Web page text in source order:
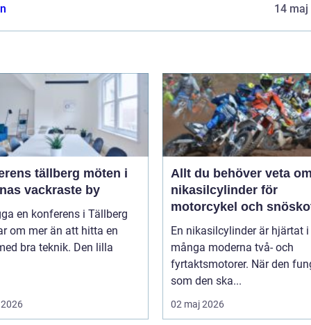
14 maj
tällberg möten i
vackraste by
en konferens i Tällberg
om mer än att hitta en
bra teknik. Den lilla
Allt du behöver veta
nikasilcylinder för
motorcykel och
En nikasilcylinder är hjärtat i
många moderna två- och
fyrtaktsmotorer. När den
som den ska...
02 maj 2026